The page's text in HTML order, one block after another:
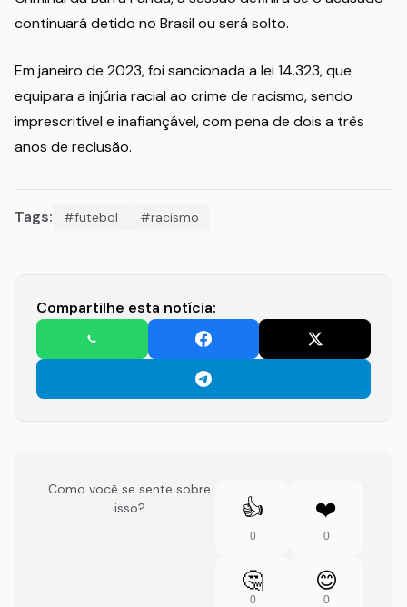
continuará detido no Brasil ou será solto.
Em janeiro de 2023, foi sancionada a lei 14.323, que
equipara a injúria racial ao crime de racismo, sendo
imprescritível e inafiançável, com pena de dois a três
anos de reclusão.
Tags: #futebol #racismo
Compartilhe esta notícia:
Como você se sente sobre
isso?
👍
0
❤️
0
🤔
0
😊
0